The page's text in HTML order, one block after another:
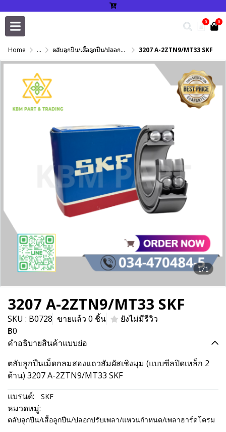
0 0
Home ... ตลับลูกปืน/เสื้อลูกปืน/ปลอกปรับเพลา/แหวนกำหนด/เพลาฮาร์ดโครม 3207 A-2ZTN9/MT33 SKF
1/1
3207 A-2ZTN9/MT33 SKF
SKU : B0728 ขายแล้ว 0 ชิ้น
ยังไม่มีรีวิว
฿0
คำอธิบายสินค้าแบบย่อ
ตลับลูกปืนเม็ดกลมสองแถวสัมผัสเชิงมุม (แบบซีลปิดเหล็ก 2
ด้าน) 3207 A-2ZTN9/MT33 SKF
แบรนด์:
SKF
หมวดหมู่:
ตลับลูกปืน/เสื้อลูกปืน/ปลอกปรับเพลา/แหวนกำหนด/เพลาฮาร์ดโครม